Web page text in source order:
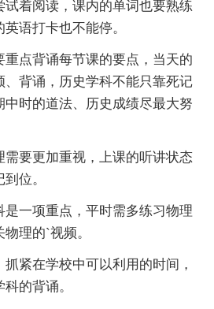
试着阅读，课内的单词也要熟练
语打卡也不能停。
点背诵每节课的要点，当天的
、背诵，历史学科不能只靠死记
时的道法、历史成绩尽最大努
要更加重视，上课的听讲状态
位。
一项重点，平时需多练习物理
理的`视频。
紧在学校中可以利用的时间，
的背诵。